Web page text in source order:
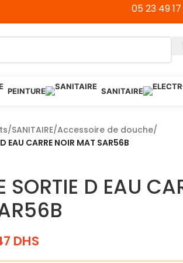
05 23 49
PEINTURE SANITAIRE
/SANITAIRE/Accessoire de douche/
EAU CARRE NOIR MAT SAR56B
SORTIE D EAU
DHS